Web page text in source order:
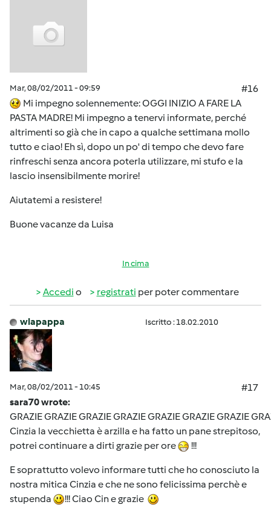
Mar, 08/02/2011 - 09:59
#16
Mi impegno solennemente: OGGI INIZIO A FARE LA
PASTA MADRE! Mi impegno a tenervi informate, perché
altrimenti so già che in capo a qualche settimana mollo
tutto e ciao! Eh sì, dopo un po' di tempo che devo fare
rinfreschi senza ancora poterla utilizzare, mi stufo e la
lascio insensibilmente morire!
Aiutatemi a resistere!
Buone vacanze da Luisa
In cima
Accedi o registrati per poter commentare
wlapappa Iscritto : 18.02.2010
Mar, 08/02/2011 - 10:45
#17
sara70 wrote:
GRAZIE GRAZIE GRAZIE GRAZIE GRAZIE GRAZIE GRAZIE
Cinzia la vecchietta è arzilla e ha fatto un pane strepitoso,
potrei continuare a dirti grazie per ore
!!!
E soprattutto volevo informare tutti che ho conosciuto la
nostra mitica Cinzia e che ne sono felicissima perchè e
stupenda
!!! Ciao Cin e grazie